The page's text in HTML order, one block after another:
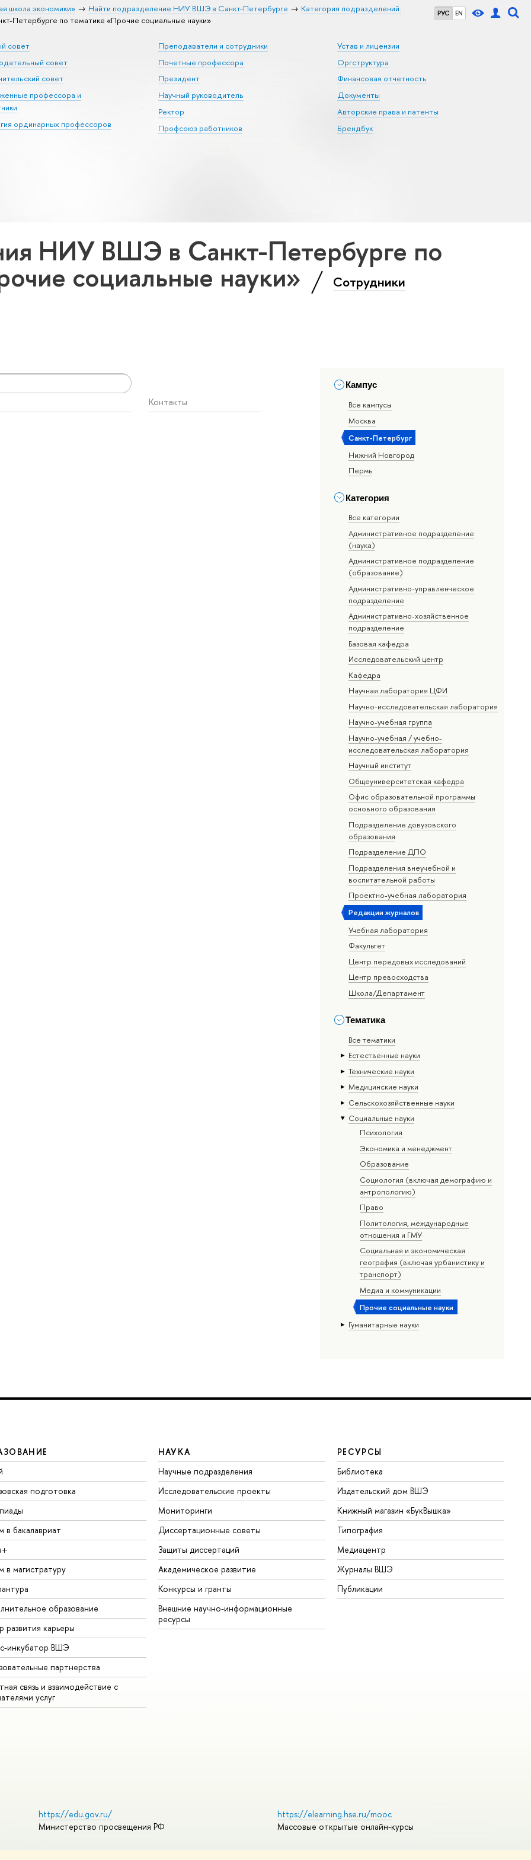
РУС EN
школа экономики» Найти подразделение НИУ ВШЭ в Санкт-Петербурге
Категория подразделений:
Петербурге по тематике «Прочие социальные науки»
совет
совет
совет
профессора и
ординарных профессоров
Преподаватели и сотрудники
Почетные профессора
Президент
Научный руководитель
Ректор
Профсоюз работников
Устав и лицензии
Оргструктура
Финансовая отчетность
Документы
Авторские права и патенты
Брендбук
НИУ ВШЭ в Санкт-Петербурге по
социальные науки» Сотрудники
Кампус
Все кампусы
Москва
Санкт-Петербург
Нижний Новгород
Пермь
Категория
Все категории
Административное подразделение
(наука)
Административное подразделение
(образование)
Административно-управленческое
подразделение
Административно-хозяйственное
подразделение
Базовая кафедра
Исследовательский центр
Кафедра
Научная лаборатория ЦФИ
Научно-исследовательская лаборатория
Научно-учебная группа
Научно-учебная / учебно-
исследовательская лаборатория
Научный институт
Общеуниверситетская кафедра
Офис образовательной программы
основного образования
Подразделение довузовского
образования
Подразделение ДПО
Подразделения внеучебной и
воспитательной работы
Проектно-учебная лаборатория
Редакции журналов
Учебная лаборатория
Факультет
Центр передовых исследований
Центр превосходства
Школа/Департамент
Тематика
Все тематики
Естественные науки
Тех­ничес­кие науки
Медицинские науки
Сельскохозяйственные науки
Социальные науки
Психология
Экономика и менеджмент
Образование
Социология (включая демографию и
антропологию)
Право
Политология, международные
отношения и ГМУ
Социальная и экономическая
география (включая урбанистику и
транспорт)
Медиа и коммуникации
Прочие социальные науки
Гуманитарные науки
Контакты
подготовка
в бакалавриат
в магистратуру
образование
развития карьеры
инкубатор ВШЭ
партнерства
связь и взаимодействие с
услуг
НАУКА
Научные подразделения
Исследовательские проекты
Мониторинги
Диссертационные советы
Защиты диссертаций
Академическое развитие
Конкурсы и гранты
Внешние научно-информационные
ресурсы
РЕСУРСЫ
Библиотека
Издательский дом ВШЭ
Книжный магазин «БукВышка»
Типография
Медиацентр
Журналы ВШЭ
Публикации
https://edu.gov.ru/
Министерство просвещения РФ
https://elearning.hse.ru/mooc
Массовые открытые онлайн-курсы